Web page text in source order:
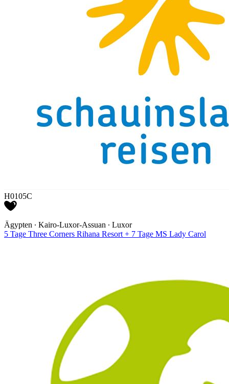
H0105C
Ägypten ∙ Kairo-Luxor-Assuan ∙ Luxor
5 Tage Three Corners Rihana Resort + 7 Tage MS Lady Carol